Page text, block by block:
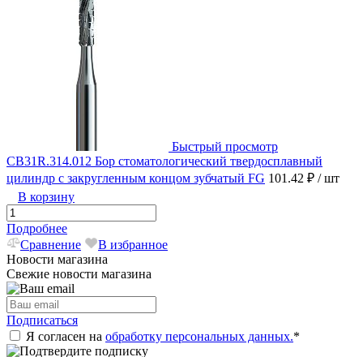
Быстрый просмотр
CB31R.314.012 Бор стоматологический твердосплавный
цилиндр с закругленным концом зубчатый FG 101.42 ₽ / шт
В корзину
Подробнее
Сравнение
В избранное
Новости магазина
Свежие новости магазина
Подписаться
Я согласен на обработку персональных данных.*